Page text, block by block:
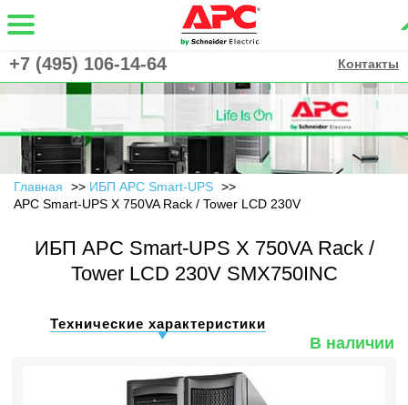
+7 (495) 106-14-64 Контакты
Главная
ИБП APC Smart-UPS
APC Smart-UPS X 750VA Rack / Tower LCD 230V
ИБП APC Smart-UPS X 750VA Rack /
Tower LCD 230V SMX750INC
Технические характеристики
В наличии